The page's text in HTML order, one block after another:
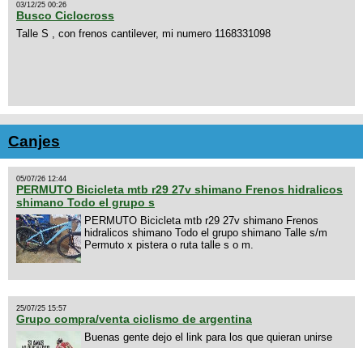
03/12/25 00:26
Busco Ciclocross
Talle S , con frenos cantilever, mi numero 1168331098
Canjes
05/07/26 12:44
PERMUTO Bicicleta mtb r29 27v shimano Frenos hidralicos
shimano Todo el grupo s
PERMUTO Bicicleta mtb r29 27v shimano Frenos
hidralicos shimano Todo el grupo shimano Talle s/m
Permuto x pistera o ruta talle s o m.
25/07/25 15:57
Grupo compra/venta ciclismo de argentina
Buenas gente dejo el link para los que quieran unirse